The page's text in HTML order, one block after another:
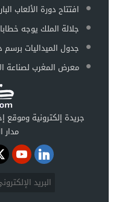
افتتاح دورة الألعاب
جلالة الملك يوجه
جدول الميداليات برسم
معرض المغرب لصناعة
جريدة إلكترونية
مدار